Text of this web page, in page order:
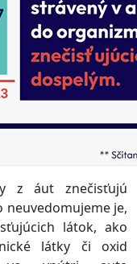
z áut znečisťujú
neuvedomujeme je,
látok, ako
látky či oxid